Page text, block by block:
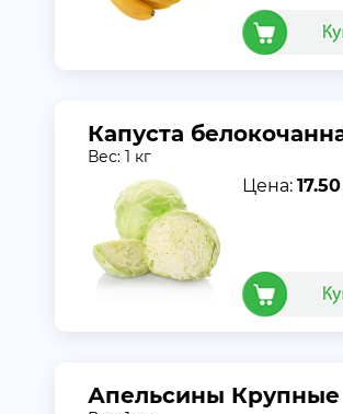
Капуста
Вес: 1 кг
Цена:
Апельсины Крупные